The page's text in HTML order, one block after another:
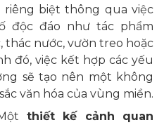
riêng biệt thông qua việc
độc đáo như tác phẩm
thác nước, vườn treo hoặc
đó, việc kết hợp các yếu
sẽ tạo nên một không
văn hóa của vùng miền.
thiết kế cảnh quan